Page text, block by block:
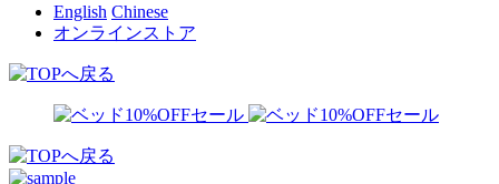
English Chinese
オンラインストア